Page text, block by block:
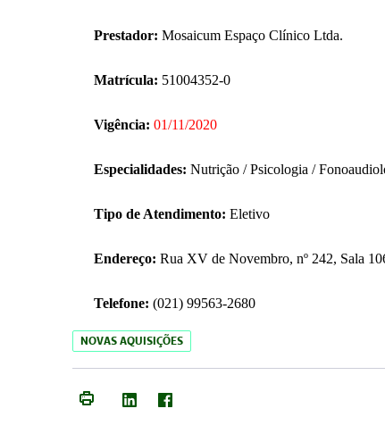
Prestador: Mosaicum Espaço Clínico Ltda.
Matrícula: 51004352-0
Vigência: 01/11/2020
Especialidades: Nutrição / Psicologia /
Tipo de Atendimento: Eletivo
Endereço: Rua XV de Novembro, nº 242, Sala
Telefone: (021) 99563-2680
NOVAS AQUISIÇÕES